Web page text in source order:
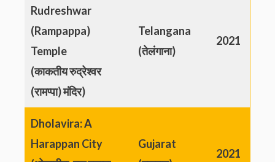
Rudreshwar
(Rampappa)
Temple
(काकतीय रुद्रेश्वर
(रामप्पा) मंदिर)
Telangana
(तेलंगाना)
2021
Dholavira: A
Harappan City
Gujarat
2021